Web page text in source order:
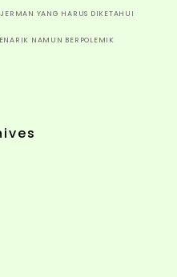
YANG HARUS DIKETAHUI
NAMUN BERPOLEMIK